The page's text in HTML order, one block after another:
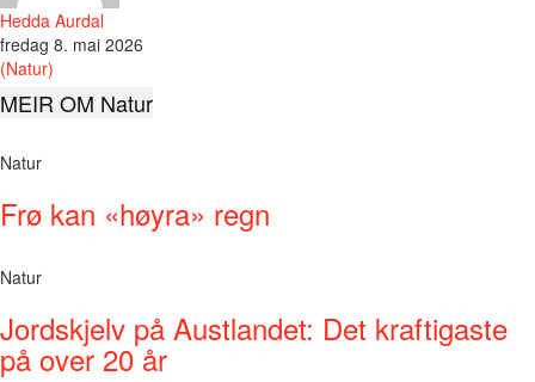
Hedda Aurdal
fredag 8. mai 2026
(Natur)
MEIR OM Natur
Natur
Frø kan «høyra» regn
Natur
Jordskjelv på Austlandet: Det kraftigaste
på over 20 år